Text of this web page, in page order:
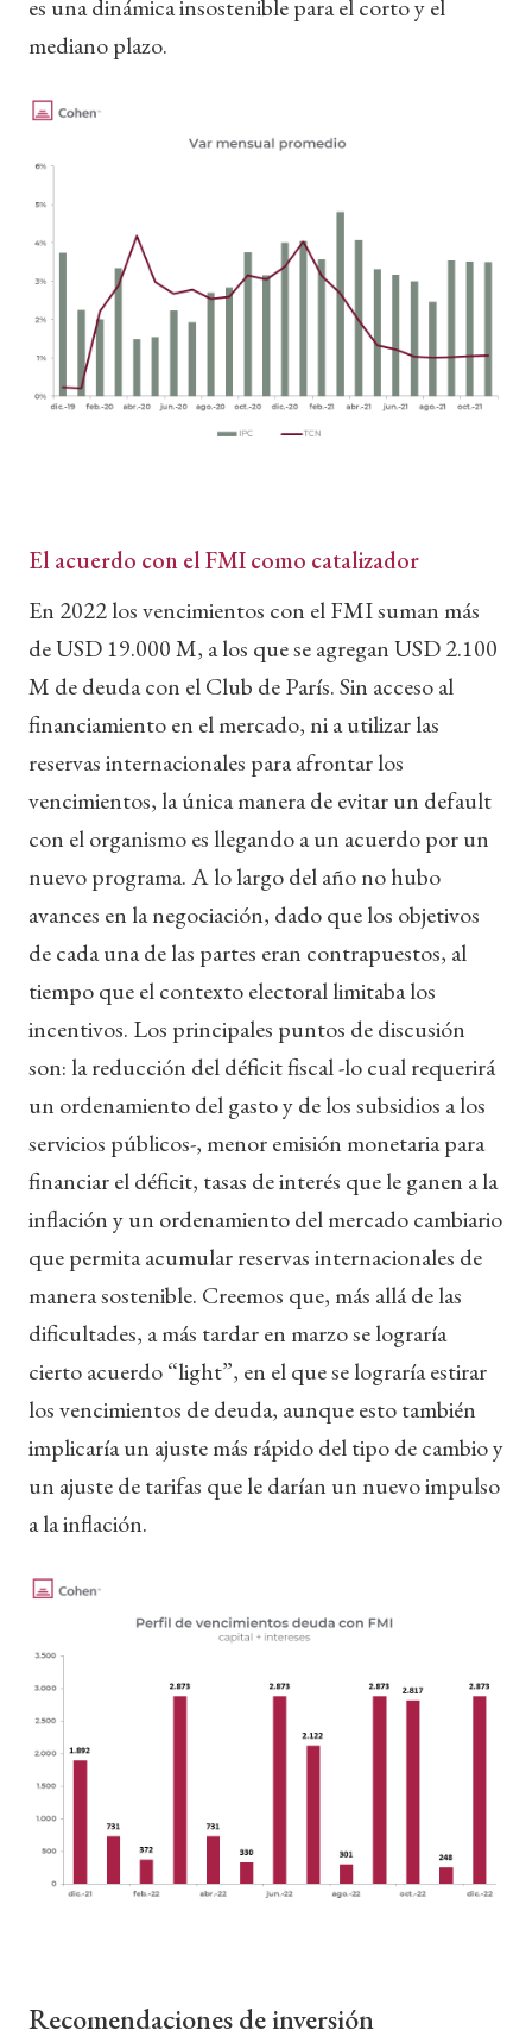
es una dinámica insostenible para el corto y el
mediano plazo.
El acuerdo con el FMI como catalizador
En 2022 los vencimientos con el FMI suman más
de USD 19.000 M, a los que se agregan USD 2.100
M de deuda con el Club de París. Sin acceso al
financiamiento en el mercado, ni a utilizar las
reservas internacionales para afrontar los
vencimientos, la única manera de evitar un default
con el organismo es llegando a un acuerdo por un
nuevo programa. A lo largo del año no hubo
avances en la negociación, dado que los objetivos
de cada una de las partes eran contrapuestos, al
tiempo que el contexto electoral limitaba los
incentivos. Los principales puntos de discusión
son: la reducción del déficit fiscal -lo cual requerirá
un ordenamiento del gasto y de los subsidios a los
servicios públicos-, menor emisión monetaria para
financiar el déficit, tasas de interés que le ganen a la
inflación y un ordenamiento del mercado cambiario
que permita acumular reservas internacionales de
manera sostenible. Creemos que, más allá de las
dificultades, a más tardar en marzo se lograría
cierto acuerdo “light”, en el que se lograría estirar
los vencimientos de deuda, aunque esto también
implicaría un ajuste más rápido del tipo de cambio y
un ajuste de tarifas que le darían un nuevo impulso
a la inflación.
Recomendaciones de inversión